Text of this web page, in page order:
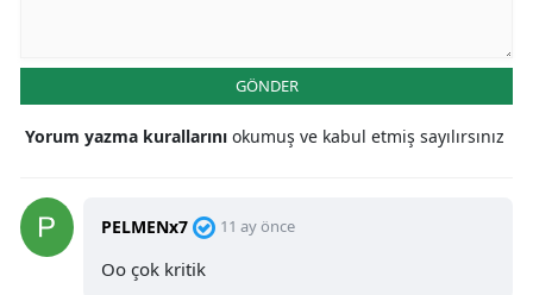
GÖNDER
Yorum yazma kurallarını okumuş ve kabul etmiş sayılırsınız
PELMENx7 11 ay önce
Oo çok kritik